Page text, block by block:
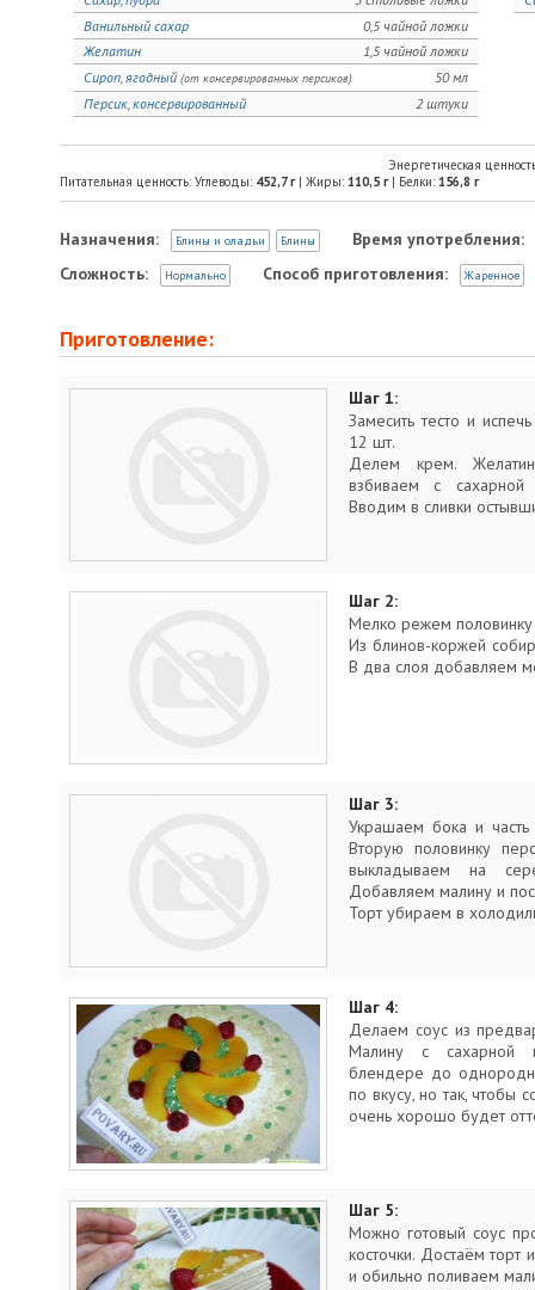
0,5 чайной ложки
Ванильный сахар
1,5 чайной ложки
Желатин
50 мл
Сироп, ягодный (от консервированных персиков)
2 штуки
Персик, консервированный
Энергетическая
Питательная ценность: Углеводы: 452,7г| Жиры: 110,5 г| Белки: 156,8 г
Назначения: Блины и оладьи Блины
Время употребления:
Сложность:
Нормально Способ приготовления: Жаренное
Приготовление:
Шаг 1:
Замесить тесто и
12 шт.
Делем крем.
взбиваем с
Вводим в сливки
Шаг 2:
Мелко режем половинку
Из блинов-коржей
В два слоя добавляем
Шаг 3:
Украшаем бока и
Вторую половинку
выкладываем на
Добавляем малину и
Торт убираем в
Шаг 4:
Делаем соус из
Малину с сахарной
блендере до
по вкусу, но так, чтобы
очень хорошо будет
Шаг 5:
Можно готовый соус
косточки. Достаём торт
и обильно поливаем